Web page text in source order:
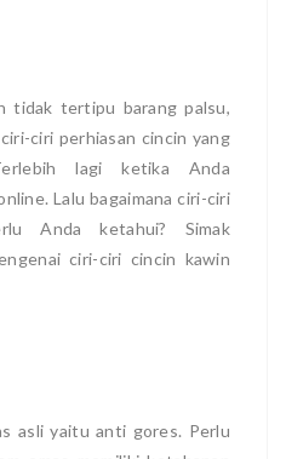
tidak tertipu barang palsu,
ciri perhiasan cincin yang
lagi ketika Anda
Lalu bagaimana ciri-ciri
Anda ketahui? Simak
ciri-ciri cincin kawin
asli yaitu anti gores. Perlu